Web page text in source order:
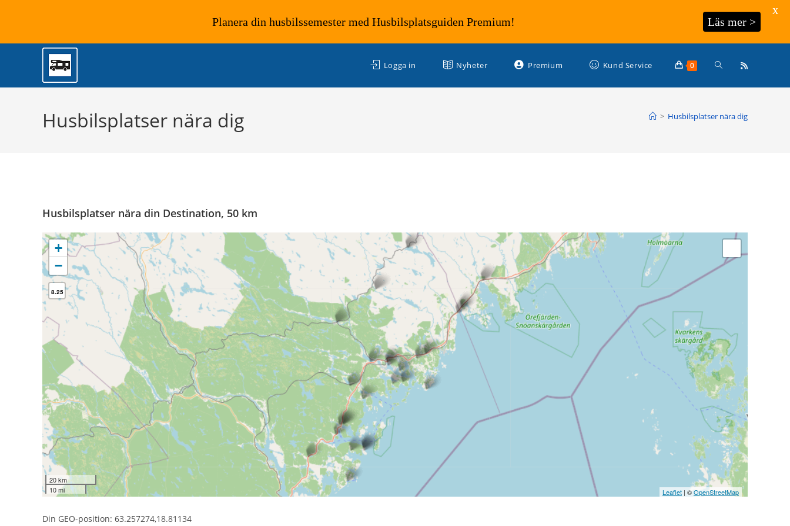
Logga in Nyheter Premium Kund Service 0 Slå
Husbilsplatser nära dig > Husbilsplatser nära dig
Husbilsplatser nära din Destination, 50 km
+
−
8.25
20 km
10 mi
Leaflet | ©OpenStreetMap
Din GEO-position: 63.257274,18.81134
Planera din husbilssemester med Husbilsplatsguiden Premium! Läs mer >
X